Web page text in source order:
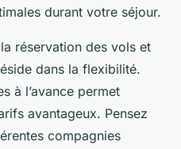
durant votre séjour.
la réservation des vols et
dans la flexibilité.
à l’avance permet
avantageux. Pensez
compagnies